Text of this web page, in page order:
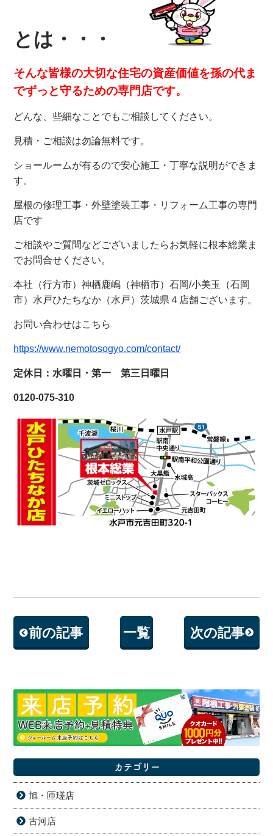
とは・・・
そんな皆様の大切な住宅の資産価値を孫の代ま
でずっと守るための専門店です。
どんな、些細なことでもご相談してください。
見積・ご相談は勿論無料です。
ショールームが有るので安心施工・丁寧な説明ができま
す。
屋根の修理工事・外壁塗装工事・リフォーム工事の専門
店です
ご相談やご質問などございましたらお気軽に根本総業ま
でお問合せください。
本社（行方市）神栖鹿嶋（神栖市）石岡/小美玉（石岡
市）水戸ひたちなか（水戸）茨城県４店舗ございます。
お問い合わせはこちら
https://www.nemotosogyo.com/contact/
定休日：水曜日・第一 第三日曜日
0120-075-310
前の記事 一覧 次の記事
カテゴリー
旭・匝瑳店
古河店